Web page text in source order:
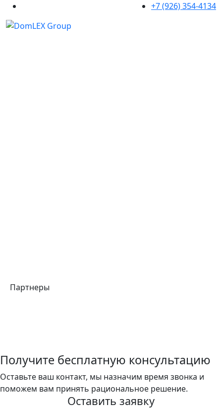
+7 (926) 354-4134
Партнеры
Получите бесплатную консультацию
Оставьте ваш контакт, мы назначим время звонка и
поможем вам принять рациональное решение.
Оставить заявку